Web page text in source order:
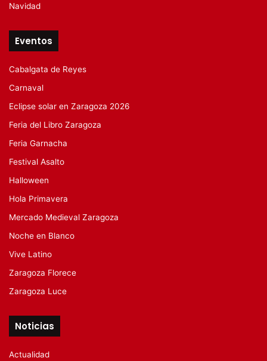
Navidad
Eventos
Cabalgata de Reyes
Carnaval
Eclipse solar en Zaragoza 2026
Feria del Libro Zaragoza
Feria Garnacha
Festival Asalto
Halloween
Hola Primavera
Mercado Medieval Zaragoza
Noche en Blanco
Vive Latino
Zaragoza Florece
Zaragoza Luce
Noticias
Actualidad